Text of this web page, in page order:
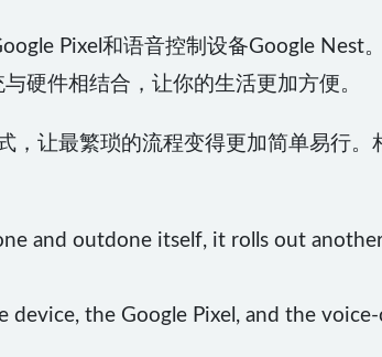
Pixel和语音控制设备Google Nest
硬件相结合，让你的生活更加方便。
，让最繁琐的流程变得更加简单易行。
and outdone itself, it rolls out
the Google Pixel, and the